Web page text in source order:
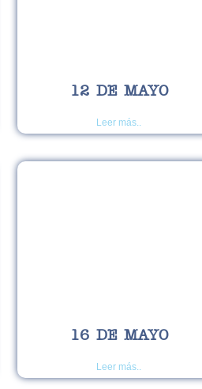
12 DE MAYO
Leer más..
16 DE MAYO
Leer más..